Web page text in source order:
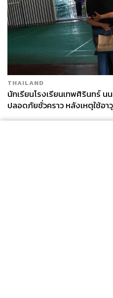
THAILAND
นักเรียนโรงเรียนเทพศิรินทร์
ปลอดภัยชั่วคราว หลังเหตุใช้อา
คลี่คลาย